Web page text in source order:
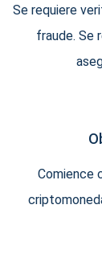
Se requiere
fraude. Se
Comience